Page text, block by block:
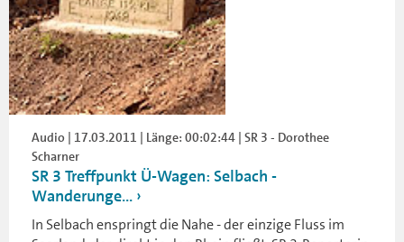
Audio | 17.03.2011 | Länge: 00:02:44 | SR 3 - Dorothee
Scharner
SR 3 Treffpunkt Ü-Wagen: Selbach -
Wanderunge...
In Selbach enspringt die Nahe - der einzige Fluss im